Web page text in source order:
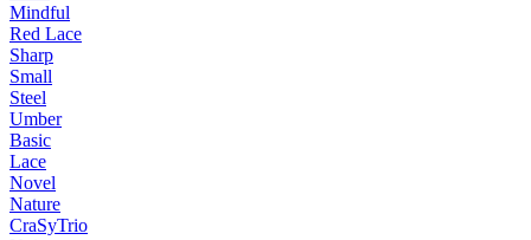
Mindful
Red Lace
Sharp
Small
Steel
Umber
Basic
Lace
Novel
Nature
CraSyTrio